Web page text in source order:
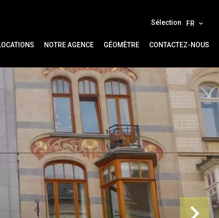
Sélection FR
NOTRE AGENCE GÉOMÈTRE CONTACTEZ-NOUS